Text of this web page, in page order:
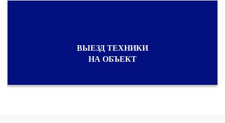
ВЫЕЗД ТЕХНИКИ
НА ОБЪЕКТ